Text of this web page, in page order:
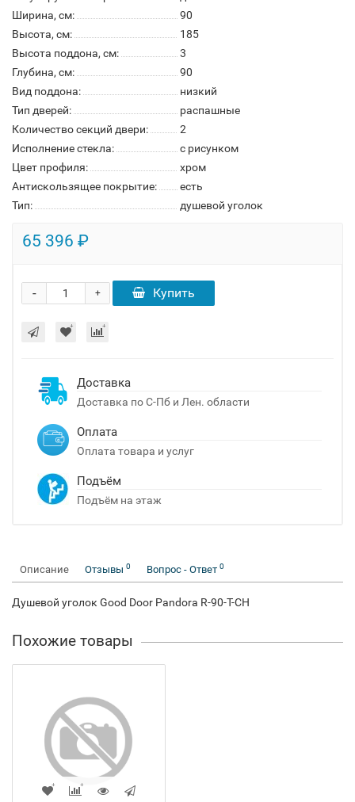
Ширина, см:
90
Высота, см:
185
Высота поддона, см:
3
Глубина, см:
90
Вид поддона:
низкий
Тип дверей:
распашные
Количество секций двери:
2
Исполнение стекла:
с рисунком
Цвет профиля:
хром
Антискользящее покрытие:
есть
Тип:
душевой уголок
65 396 ₽
+
- Купить
Доставка
Доставка по С-Пб и Лен. области
Оплата
Оплата товара и услуг
Подъём
Подъём на этаж
Описание Отзывы 0 Вопрос - Ответ 0
Душевой уголок Good Door Pandora R-90-T-CH
Похожие товары